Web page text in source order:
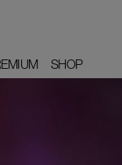
SHOP
SHOP